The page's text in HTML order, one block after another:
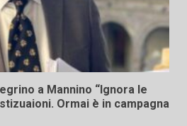
a Mannino “Ignora le
Ormai è in campagna